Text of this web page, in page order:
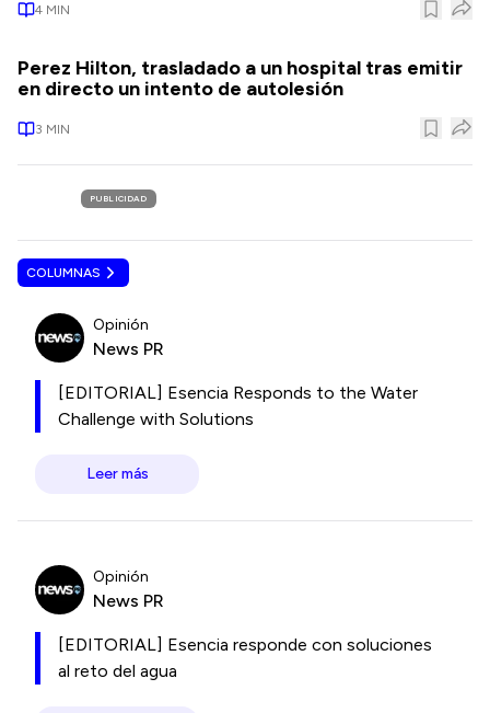
4 MIN
Perez Hilton, trasladado a un hospital tras emitir
en directo un intento de autolesión
3 MIN
PUBLICIDAD
COLUMNAS
Opinión
News PR
[EDITORIAL] Esencia Responds to the Water
Challenge with Solutions
Leer más
Opinión
News PR
[EDITORIAL] Esencia responde con soluciones
al reto del agua